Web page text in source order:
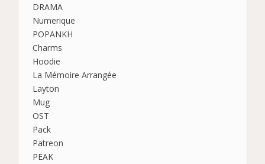
DRAMA
Numerique
POPANKH
Charms
Hoodie
La Mémoire Arrangée
Layton
Mug
OST
Pack
Patreon
PEAK